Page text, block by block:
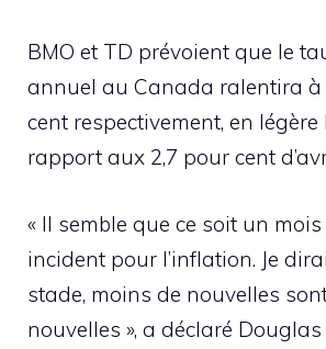
BMO et TD prévoient que le
annuel au Canada ralentira à
cent respectivement, en
rapport aux 2,7 pour cent
« Il semble que ce soit un
incident pour l’inflation. Je
stade, moins de nouvelles
nouvelles », a déclaré Douglas